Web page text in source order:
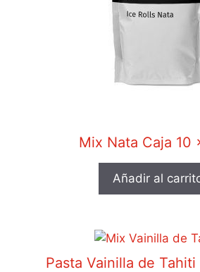
Mix Nata Caja 10
Añadir al
Pasta Vainilla de